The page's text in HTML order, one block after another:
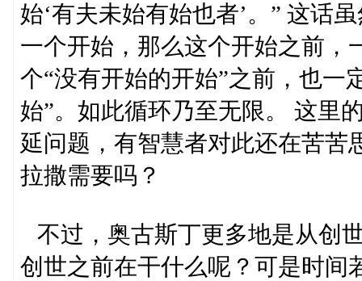
始‘有夫未始有始也者’。” 这话
一个开始，那么这个开始之前，
个“没有开始的开始”之前，也一
始”。如此循环乃至无限。 这里
延问题，有智慧者对此还在苦苦
拉撒需要吗？
不过，奥古斯丁更多地是从创
创世之前在干什么呢？可是时间